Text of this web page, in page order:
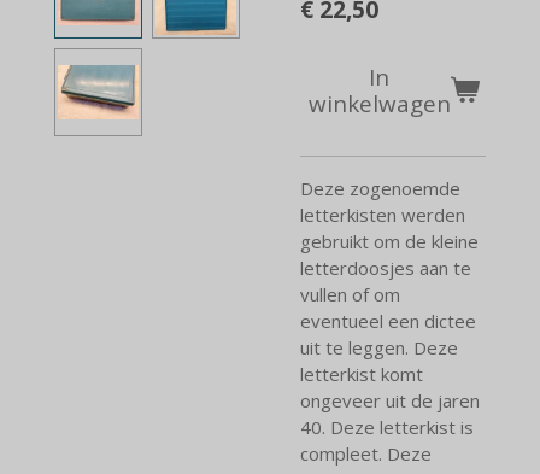
€ 22,50
In
winkelwagen
Deze zogenoemde
letterkisten werden
gebruikt om de kleine
letterdoosjes aan te
vullen of om
eventueel een dictee
uit te leggen. Deze
letterkist komt
ongeveer uit de jaren
40. Deze letterkist is
compleet. Deze